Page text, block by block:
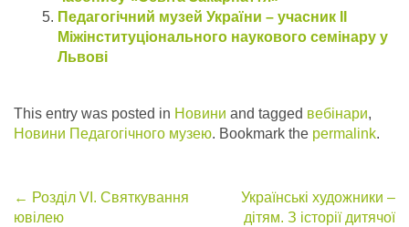
Педагогічний музей України – учасник ІІ
Міжінституціонального наукового семінару у
Львові
This entry was posted in Новини and tagged вебінари,
Новини Педагогічного музею. Bookmark the permalink.
Post
← Розділ VІ. Святкування
ювілею
Українські художники –
дітям. З історії дитячої